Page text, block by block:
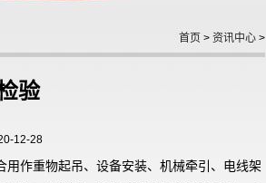
首页 > 资讯中心 >
验
12-28
作重物起吊、设备安装、机械牵引、电线架